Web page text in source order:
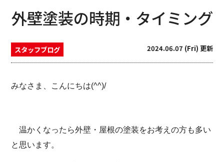
外壁塗装の時期・タイミング
スタッフブログ 2024.06.07 (Fri) 更新
みなさま、こんにちは(^^)/
温かくなったら外壁・屋根の塗装をお考えの方も多い
と思います。